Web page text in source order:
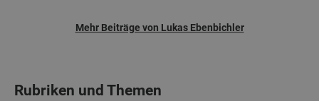
Mehr Beiträge von Lukas Ebenbichler
Rubriken und Themen